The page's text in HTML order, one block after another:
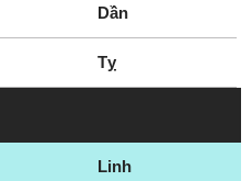
Waxahachie
Dần
Tỵ
Linh